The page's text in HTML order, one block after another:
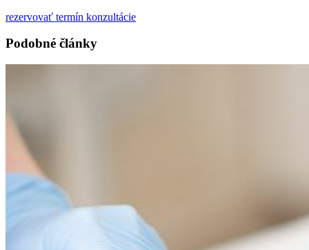
rezervovať termín konzultácie
Podobné články